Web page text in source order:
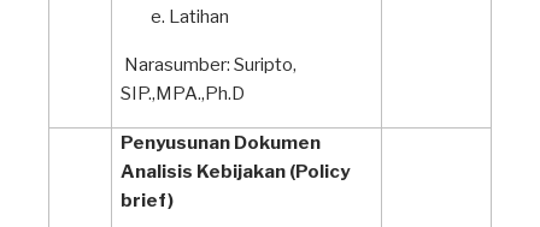
Latihan
Narasumber: Suripto,
SIP.,MPA.,Ph.D
Penyusunan Dokumen
Analisis Kebijakan (Policy
brief)